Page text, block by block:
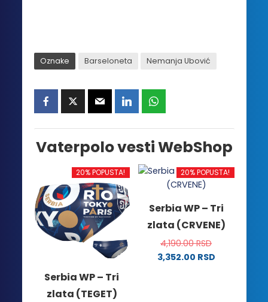
Oznake Barseloneta Nemanja Ubović
Vaterpolo vesti WebShop
20% POPUSTA!
Serbia WP – Tri
zlata (TEGET)
20% POPUSTA!
Serbia WP – Tri
zlata (CRVENE)
4,190.00RSD
3,352.00 RSD